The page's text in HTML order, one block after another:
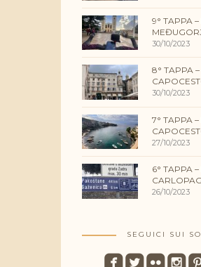
9° TAPPA
30/10/2023
8° TAPPA
30/10/2023
7° TAPPA
27/10/2023
6° TAPPA
26/10/2023
SEGUICI SUI